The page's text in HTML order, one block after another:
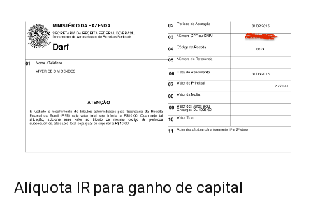
Alíquota IR para ganho de capital